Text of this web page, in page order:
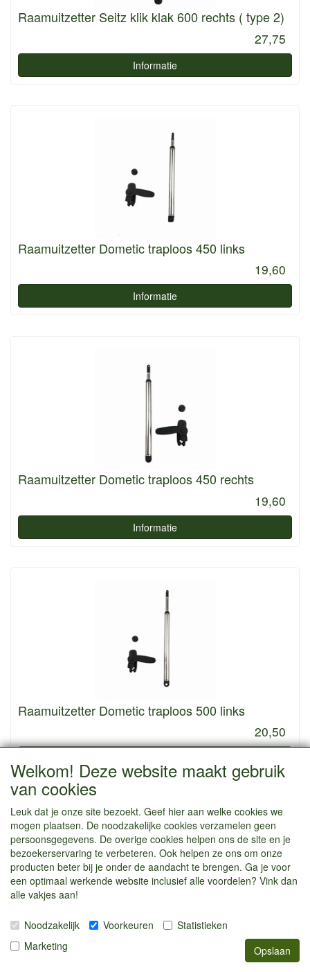
Raamuitzetter Seitz klik klak 600 rechts ( type 2)
27,75
Informatie
Raamuitzetter Dometic traploos 450 links
19,60
Informatie
Raamuitzetter Dometic traploos 450 rechts
19,60
Informatie
Raamuitzetter Dometic traploos 500 links
20,50
Raamuitzetter Dometic traploos 500 rechts
20,50
Welkom! Deze website maakt gebruik
van cookies
Leuk dat je onze site bezoekt. Geef hier aan welke cookies we
mogen plaatsen. De noodzakelijke cookies verzamelen geen
persoonsgegevens. De overige cookies helpen ons de site en je
bezoekerservaring te verbeteren. Ook helpen ze ons om onze
producten beter bij je onder de aandacht te brengen. Ga je voor
een optimaal werkende website inclusief alle voordelen? Vink dan
alle vakjes aan!
Noodzakelijk Voorkeuren
Statistieken
Marketing
Opslaan